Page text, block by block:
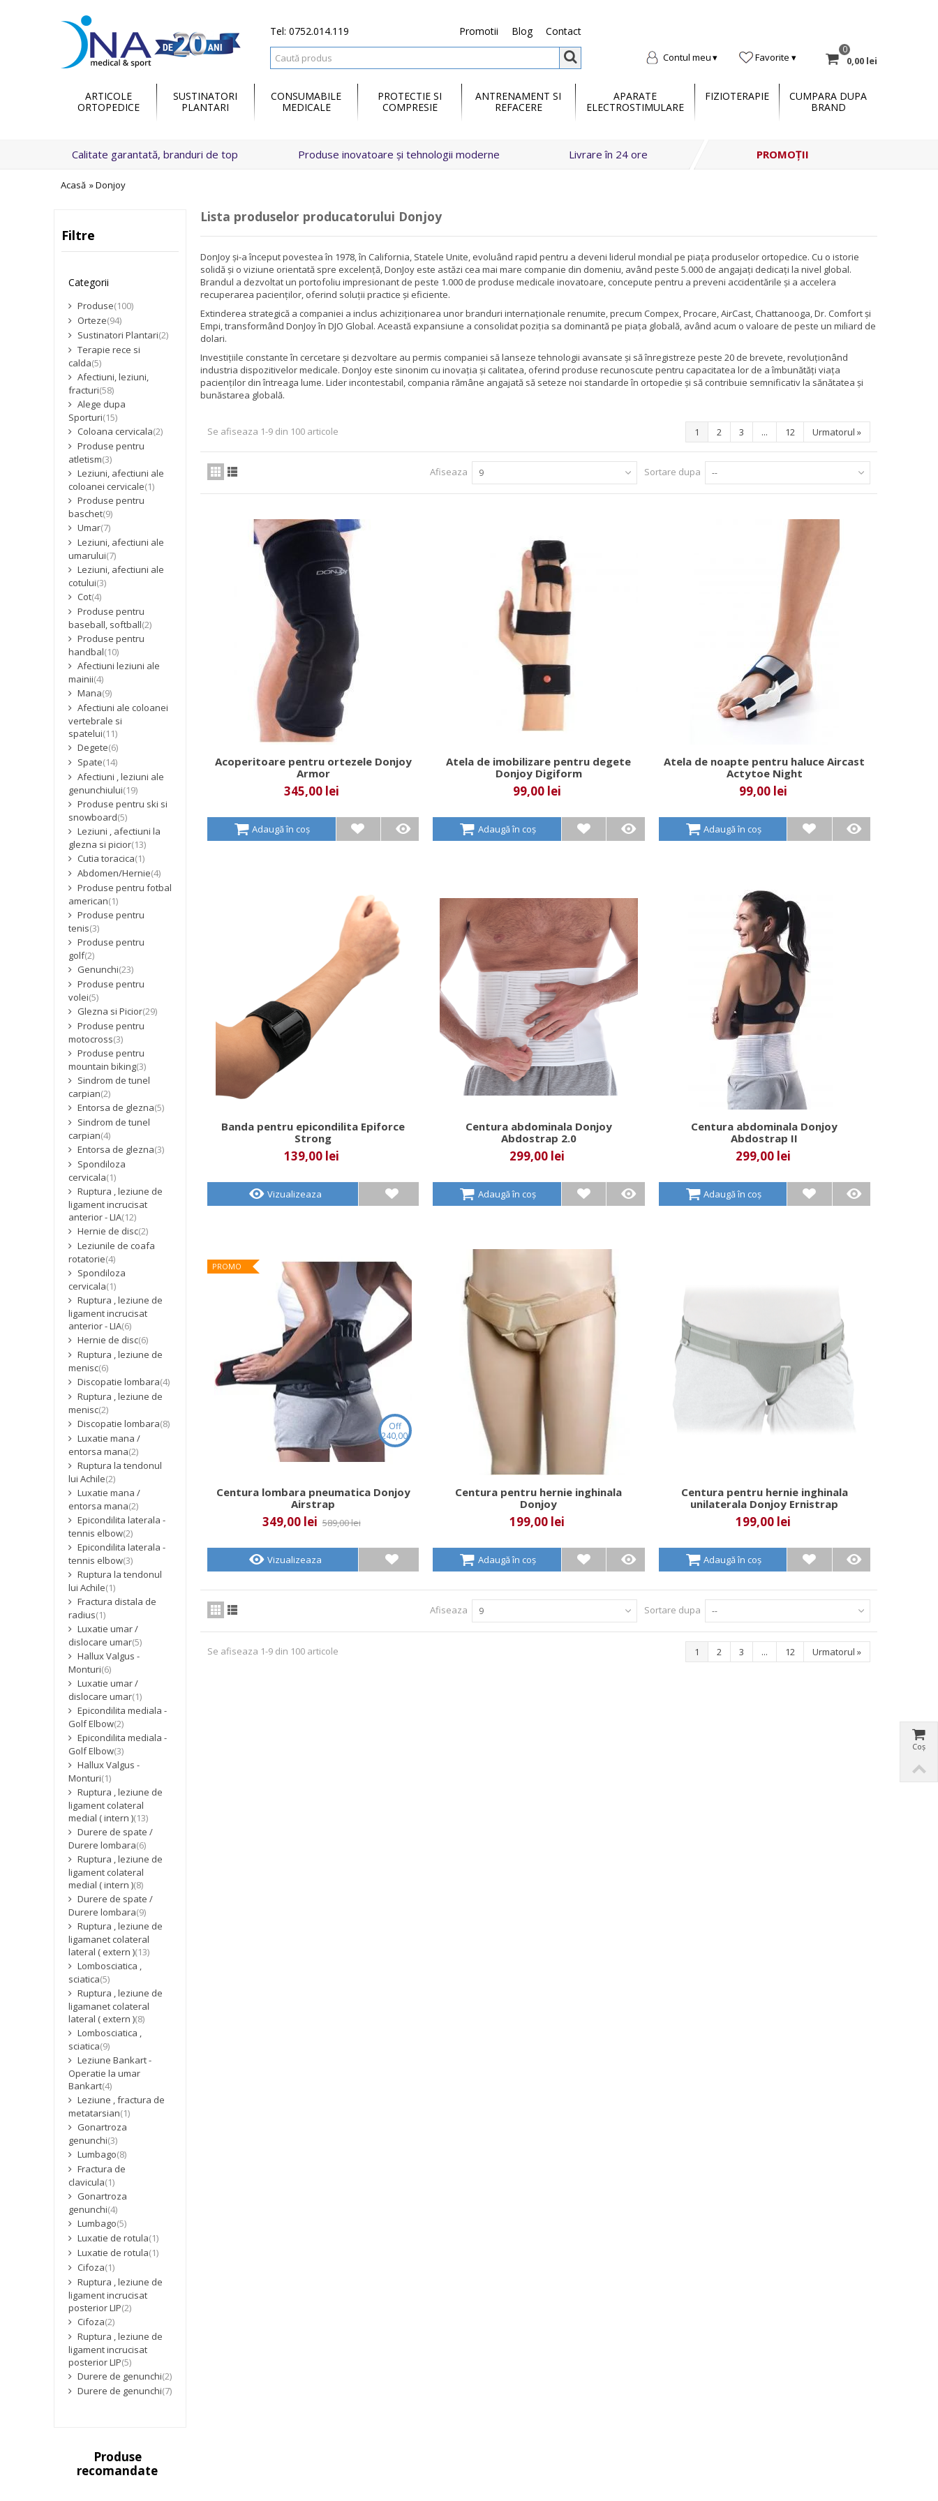
Tel: 0752.014.119 Contact
Blog
Promotii
Contul meu Favorite
0
0,00 lei
ARTICOLE
ORTOPEDICE
SUSTINATORI
PLANTARI
CONSUMABILE
MEDICALE
PROTECTIE SI
COMPRESIE
ANTRENAMENT SI
REFACERE
APARATE
ELECTROSTIMULARE
FIZIOTERAPIE
CUMPARA DUPA
BRAND
Calitate garantată, branduri de top Produse inovatoare și tehnologii moderne Livrare în 24 ore PROMOȚII
Acasă »Donjoy
Filtre
Categorii
Produse(100)
Orteze(94)
Sustinatori Plantari(2)
Terapie rece si
calda(5)
Afectiuni, leziuni,
fracturi(58)
Alege dupa
Sporturi(15)
Coloana cervicala(2)
Produse pentru
atletism(3)
Leziuni, afectiuni ale
coloanei cervicale(1)
Produse pentru
baschet(9)
Umar(7)
Leziuni, afectiuni ale
umarului(7)
Leziuni, afectiuni ale
cotului(3)
Cot(4)
Produse pentru
baseball, softball(2)
Produse pentru
handbal(10)
Afectiuni leziuni ale
mainii(4)
Mana(9)
Afectiuni ale coloanei
vertebrale si
spatelui(11)
Degete(6)
Spate(14)
Afectiuni , leziuni ale
genunchiului(19)
Produse pentru ski si
snowboard(5)
Leziuni , afectiuni la
glezna si picior(13)
Cutia toracica(1)
Abdomen/Hernie(4)
Produse pentru fotbal
american(1)
Produse pentru
tenis(3)
Produse pentru
golf(2)
Genunchi(23)
Produse pentru
volei(5)
Glezna si Picior(29)
Produse pentru
motocross(3)
Produse pentru
mountain biking(3)
Sindrom de tunel
carpian(2)
Entorsa de glezna(5)
Sindrom de tunel
carpian(4)
Entorsa de glezna(3)
Spondiloza
cervicala(1)
Ruptura , leziune de
ligament incrucisat
anterior - LIA(12)
Hernie de disc(2)
Leziunile de coafa
rotatorie(4)
Spondiloza
cervicala(1)
Ruptura , leziune de
ligament incrucisat
anterior - LIA(6)
Hernie de disc(6)
Ruptura , leziune de
menisc(6)
Discopatie lombara(4)
Ruptura , leziune de
menisc(2)
Discopatie lombara(8)
Luxatie mana /
entorsa mana(2)
Ruptura la tendonul
lui Achile(2)
Luxatie mana /
entorsa mana(2)
Epicondilita laterala -
tennis elbow(2)
Epicondilita laterala -
tennis elbow(3)
Ruptura la tendonul
lui Achile(1)
Fractura distala de
radius(1)
Luxatie umar /
dislocare umar(5)
Hallux Valgus -
Monturi(6)
Luxatie umar /
dislocare umar(1)
Epicondilita mediala -
Golf Elbow(2)
Epicondilita mediala -
Golf Elbow(3)
Hallux Valgus -
Monturi(1)
Ruptura , leziune de
ligament colateral
medial ( intern )(13)
Durere de spate /
Durere lombara(6)
Ruptura , leziune de
ligament colateral
medial ( intern )(8)
Durere de spate /
Durere lombara(9)
Ruptura , leziune de
ligamanet colateral
lateral ( extern )(13)
Lombosciatica ,
sciatica(5)
Ruptura , leziune de
ligamanet colateral
lateral ( extern )(8)
Lombosciatica ,
sciatica(9)
Leziune Bankart -
Operatie la umar
Bankart(4)
Leziune , fractura de
metatarsian(1)
Gonartroza
genunchi(3)
Lumbago(8)
Fractura de
clavicula(1)
Gonartroza
genunchi(4)
Lumbago(5)
Luxatie de rotula(1)
Luxatie de rotula(1)
Cifoza(1)
Ruptura , leziune de
ligament incrucisat
posterior LIP(2)
Cifoza(2)
Ruptura , leziune de
ligament incrucisat
posterior LIP(5)
Durere de genunchi(2)
Durere de genunchi(7)
Produse
recomandate
Lista produselor producatorului Donjoy
DonJoy și-a început povestea în 1978, în California, Statele Unite, evoluând rapid pentru a deveni liderul mondial pe piața produselor ortopedice. Cu o istorie
solidă și o viziune orientată spre excelență, DonJoy este astăzi cea mai mare companie din domeniu, având peste 5.000 de angajați dedicați la nivel global.
Brandul a dezvoltat un portofoliu impresionant de peste 1.000 de produse medicale inovatoare, concepute pentru a preveni accidentările și a accelera
recuperarea pacienților, oferind soluții practice și eficiente.
Extinderea strategică a companiei a inclus achiziționarea unor branduri internaționale renumite, precum Compex, Procare, AirCast, Chattanooga, Dr. Comfort și
Empi, transformând DonJoy în DJO Global. Această expansiune a consolidat poziția sa dominantă pe piața globală, având acum o valoare de peste un miliard de
dolari.
Investițiile constante în cercetare și dezvoltare au permis companiei să lanseze tehnologii avansate și să înregistreze peste 20 de brevete, revoluționând
industria dispozitivelor medicale. DonJoy este sinonim cu inovația și calitatea, oferind produse recunoscute pentru capacitatea lor de a îmbunătăți viața
pacienților din întreaga lume. Lider incontestabil, compania rămâne angajată să seteze noi standarde în ortopedie și să contribuie semnificativ la sănătatea și
bunăstarea globală.
1 2 3 ... 12 Urmatorul »
Se afiseaza 1-9 din 100 articole
Sortare dupa --
Afiseaza 9
Acoperitoare pentru ortezele Donjoy
Armor
345,00 lei
Adaugă în coș
Atela de imobilizare pentru degete
Donjoy Digiform
99,00 lei
Adaugă în coș
Atela de noapte pentru haluce Aircast
Actytoe Night
99,00 lei
Adaugă în coș
Banda pentru epicondilita Epiforce
Strong
139,00 lei
Vizualizeaza
Centura abdominala Donjoy
Abdostrap 2.0
299,00 lei
Adaugă în coș
Centura abdominala Donjoy
Abdostrap II
299,00 lei
Adaugă în coș
PROMO
Off
240,00 lei
Centura lombara pneumatica Donjoy
Airstrap
349,00 lei 589,00 lei
Vizualizeaza
Centura pentru hernie inghinala
Donjoy
199,00 lei
Adaugă în coș
Centura pentru hernie inghinala
unilaterala Donjoy Ernistrap
199,00 lei
Adaugă în coș
Sortare dupa --
Afiseaza 9
1 2 3 ... 12 Urmatorul »
Se afiseaza 1-9 din 100 articole
Coș